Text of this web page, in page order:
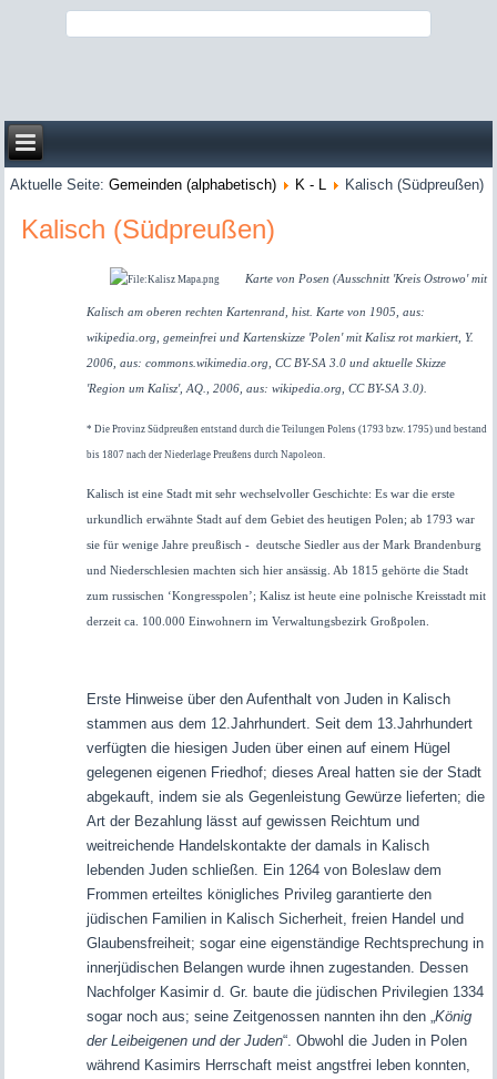
Aktuelle Seite:Gemeinden (alphabetisch) K - L Kalisch (Südpreußen)
Kalisch (Südpreußen)
Karte von Posen (Ausschnitt 'Kreis Ostrowo' mit
Kalisch am oberen rechten Kartenrand, hist. Karte von 1905, aus:
wikipedia.org, gemeinfrei und Kartenskizze 'Polen' mit Kalisz rot markiert, Y.
2006, aus: commons.wikimedia.org, CC BY-SA 3.0 und aktuelle Skizze
'Region um Kalisz', AQ., 2006, aus: wikipedia.org, CC BY-SA 3.0).
* Die Provinz Südpreußen entstand durch die Teilungen Polens (1793 bzw. 1795) und bestand
bis 1807 nach der Niederlage Preußens durch Napoleon.
Kalisch ist eine Stadt mit sehr wechselvoller Geschichte: Es war die erste
urkundlich erwähnte Stadt auf dem Gebiet des heutigen Polen; ab 1793 war
sie für wenige Jahre preußisch - deutsche Siedler aus der Mark Brandenburg
und Niederschlesien machten sich hier ansässig. Ab 1815 gehörte die Stadt
zum russischen ‘Kongresspolen’; Kalisz ist heute eine polnische Kreisstadt mit
derzeit ca. 100.000 Einwohnern im Verwaltungsbezirk Großpolen.
Erste Hinweise über den Aufenthalt von Juden in Kalisch
stammen aus dem 12.Jahrhundert. Seit dem 13.Jahrhundert
verfügten die hiesigen Juden über einen auf einem Hügel
gelegenen eigenen Friedhof; dieses Areal hatten sie der Stadt
abgekauft, indem sie als Gegenleistung Gewürze lieferten; die
Art der Bezahlung lässt auf gewissen Reichtum und
weitreichende Handelskontakte der damals in Kalisch
lebenden Juden schließen. Ein 1264 von Boleslaw dem
Frommen erteiltes königliches Privileg garantierte den
jüdischen Familien in Kalisch Sicherheit, freien Handel und
Glaubensfreiheit; sogar eine eigenständige Rechtsprechung in
innerjüdischen Belangen wurde ihnen zugestanden. Dessen
Nachfolger Kasimir d. Gr. baute die jüdischen Privilegien 1334
sogar noch aus; seine Zeitgenossen nannten ihn den „ König
der Leibeigenen und der Juden“. Obwohl die Juden in Polen
während Kasimirs Herrschaft meist angstfrei leben konnten,